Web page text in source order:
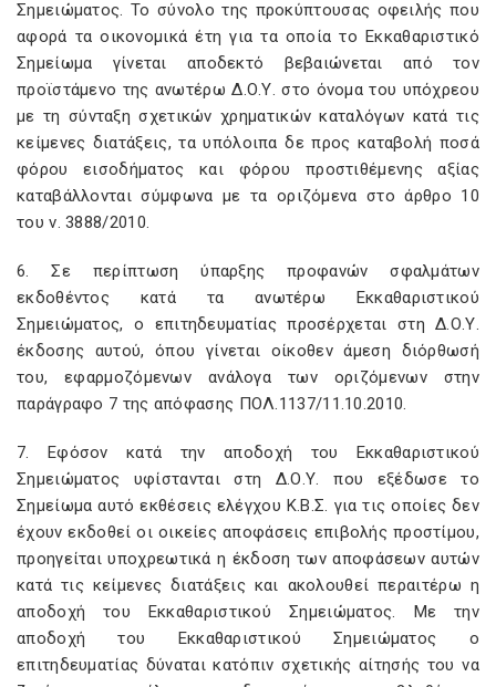
Σημειώματος. Το σύνολο της προκύπτουσας οφειλής που
αφορά τα οικονομικά έτη για τα οποία το Εκκαθαριστικό
Σημείωμα γίνεται αποδεκτό βεβαιώνεται από τον
προϊστάμενο της ανωτέρω Δ.Ο.Υ. στο όνομα του υπόχρεου
με τη σύνταξη σχετικών χρηματικών καταλόγων κατά τις
κείμενες διατάξεις, τα υπόλοιπα δε προς καταβολή ποσά
φόρου εισοδήματος και φόρου προστιθέμενης αξίας
καταβάλλονται σύμφωνα με τα οριζόμενα στο άρθρο 10
του ν. 3888/2010.
6. Σε περίπτωση ύπαρξης προφανών σφαλμάτων
εκδοθέντος κατά τα ανωτέρω Εκκαθαριστικού
Σημειώματος, ο επιτηδευματίας προσέρχεται στη Δ.Ο.Υ.
έκδοσης αυτού, όπου γίνεται οίκοθεν άμεση διόρθωσή
του, εφαρμοζόμενων ανάλογα των οριζόμενων στην
παράγραφο 7 της απόφασης ΠΟΛ.1137/11.10.2010.
7. Εφόσον κατά την αποδοχή του Εκκαθαριστικού
Σημειώματος υφίστανται στη Δ.Ο.Υ. που εξέδωσε το
Σημείωμα αυτό εκθέσεις ελέγχου Κ.Β.Σ. για τις οποίες δεν
έχουν εκδοθεί οι οικείες αποφάσεις επιβολής προστίμου,
προηγείται υποχρεωτικά η έκδοση των αποφάσεων αυτών
κατά τις κείμενες διατάξεις και ακολουθεί περαιτέρω η
αποδοχή του Εκκαθαριστικού Σημειώματος. Με την
αποδοχή του Εκκαθαριστικού Σημειώματος ο
επιτηδευματίας δύναται κατόπιν σχετικής αίτησής του να